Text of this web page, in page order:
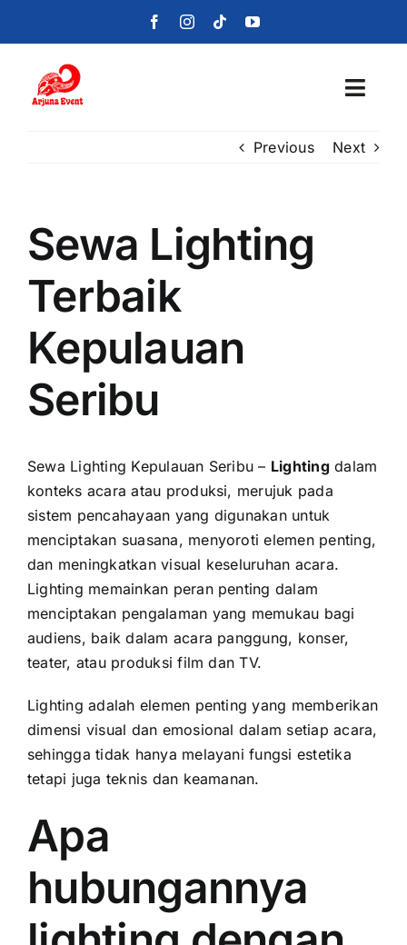
Beranda
Foto
Hubungi Kami
Previous Next
Sewa Lighting
Terbaik
Kepulauan
Seribu
Sewa Lighting Kepulauan Seribu – Lightingdalam
konteks acara atau produksi, merujuk pada
sistem pencahayaan yang digunakan untuk
menciptakan suasana, menyoroti elemen penting,
dan meningkatkan visual keseluruhan acara.
Lighting memainkan peran penting dalam
menciptakan pengalaman yang memukau bagi
audiens, baik dalam acara panggung, konser,
teater, atau produksi film dan TV.
Lighting adalah elemen penting yang memberikan
dimensi visual dan emosional dalam setiap acara,
sehingga tidak hanya melayani fungsi estetika
tetapi juga teknis dan keamanan.
Apa
hubungannya